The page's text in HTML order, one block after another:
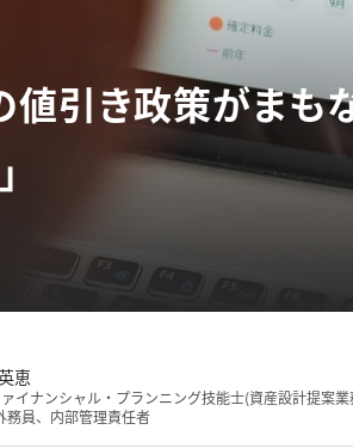
値引き政策がまも
恵
イナンシャル・プランニング技能士(資産設計提案
務員、内部管理責任者